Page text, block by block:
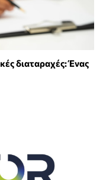
διαταραχές: Ένας